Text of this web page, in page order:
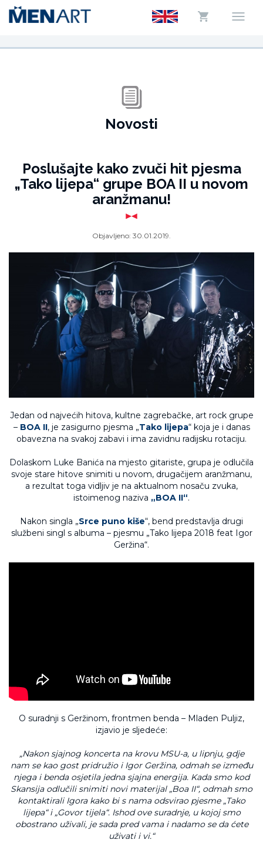
Novosti
Poslušajte kako zvuči hit pjesma
„Tako lijepa“ grupe BOA II u novom
aranžmanu!
Objavljeno: 30.01.2019.
Jedan od najvećih hitova, kultne zagrebačke, art rock grupe
– BOA II, je zasigurno pjesma „Tako lijepa“ koja je i danas
obavezna na svakoj zabavi i ima zavidnu radijsku rotaciju.
Dolaskom Luke Banića na mjesto gitariste, grupa je odlučila
svoje stare hitove snimiti u novom, drugačijem aranžmanu,
a rezultat toga vidljiv je na aktualnom nosaču zvuka,
istoimenog naziva „BOA II“.
Nakon singla „Srce puno kiše“, bend predstavlja drugi
službeni singl s albuma – pjesmu „Tako lijepa 2018 feat Igor
Geržina“.
O suradnji s Geržinom, frontmen benda – Mladen Puljiz,
izjavio je sljedeće:
„Nakon sjajnog koncerta na krovu MSU-a, u lipnju, gdje
nam se kao gost pridružio i Igor Geržina, odmah se između
njega i benda osjetila jedna sjajna energija. Kada smo kod
Skansija odlučili snimiti novi materijal „Boa II“, odmah smo
kontaktirali Igora kako bi s nama odsvirao pjesme „Tako
lijepa“ i „Govor tijela“. Ishod ove suradnje, u kojoj smo
obostrano uživali, je sada pred vama i nadamo se da ćete
uživati i vi.“